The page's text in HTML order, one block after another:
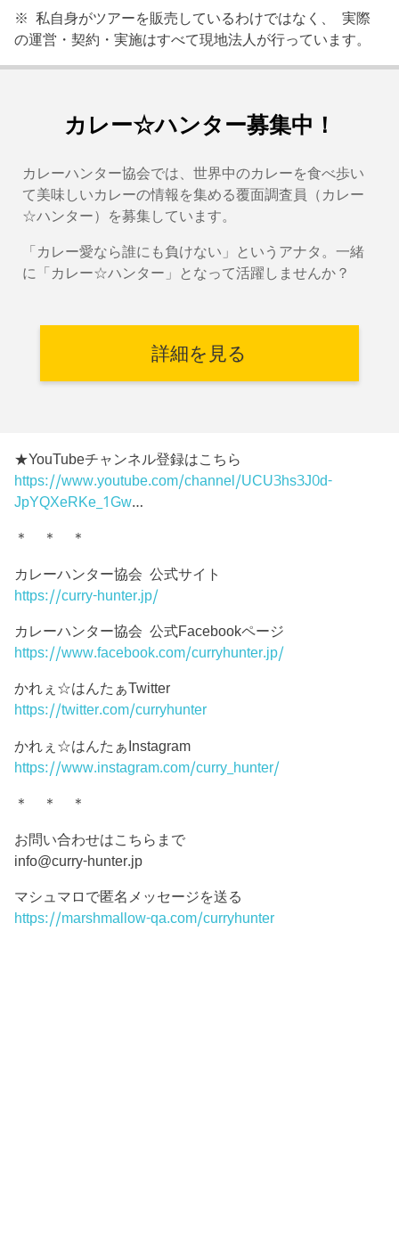
※ 私自身がツアーを販売しているわけではなく、 実際
の運営・契約・実施はすべて現地法人が行っています。
カレー☆ハンター募集中！
カレーハンター協会では、世界中のカレーを食べ歩い
て美味しいカレーの情報を集める覆面調査員（カレー
☆ハンター）を募集しています。
「カレー愛なら誰にも負けない」というアナタ。一緒
に「カレー☆ハンター」となって活躍しませんか？
詳細を見る
★YouTubeチャンネル登録はこちら
https://www.youtube.com/channel/UCU3hs3J0d-
JpYQXeRKe_1Gw…
＊ ＊ ＊
カレーハンター協会 公式サイト
https://curry-hunter.jp/
カレーハンター協会 公式Facebookページ
https://www.facebook.com/curryhunter.jp/
かれぇ☆はんたぁTwitter
https://twitter.com/curryhunter
かれぇ☆はんたぁInstagram
https://www.instagram.com/curry_hunter/
＊ ＊ ＊
お問い合わせはこちらまで
info@curry-hunter.jp
マシュマロで匿名メッセージを送る
https://marshmallow-qa.com/curryhunter